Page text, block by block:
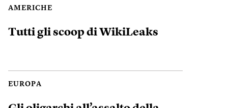
AMERICHE
Tutti gli scoop di WikiLeaks
EUROPA